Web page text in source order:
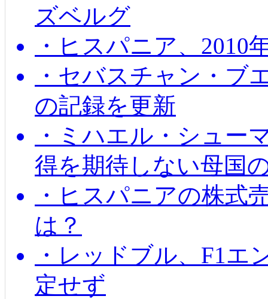
ズベルグ
・ヒスパニア、2010
・セバスチャン・ブ
の記録を更新
・ミハエル・シュー
得を期待しない母国
・ヒスパニアの株式
は？
・レッドブル、F1エ
定せず